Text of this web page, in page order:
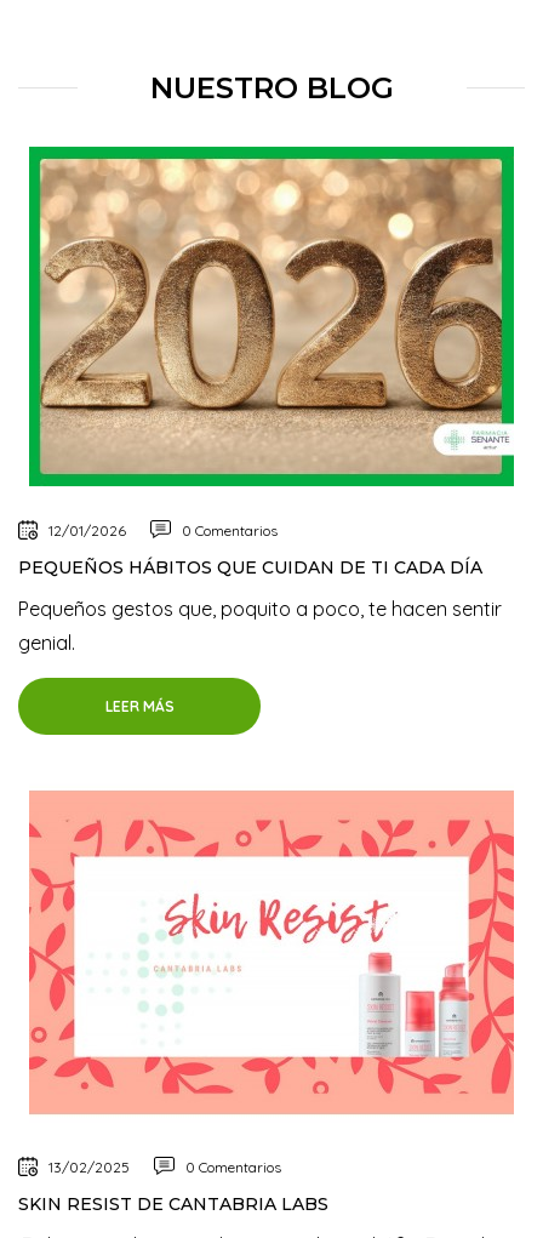
NUESTRO BLOG
12/01/2026 0 Comentarios
PEQUEÑOS HÁBITOS QUE CUIDAN DE TI CADA DÍA
Pequeños gestos que, poquito a poco, te hacen sentir
genial.
LEER MÁS
13/02/2025 0 Comentarios
SKIN RESIST DE CANTABRIA LABS